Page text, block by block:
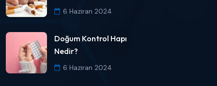
6 Haziran 2024
Doğum Kontrol Hapı
Nedir?
6 Haziran 2024